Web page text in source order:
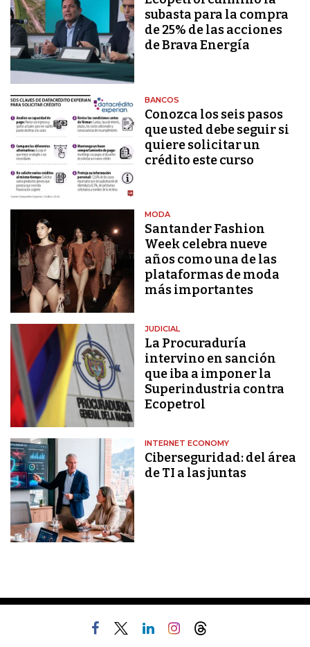
subasta para la compra
de 25% de las acciones
de Brava Energía
BANCOS
Conozca los seis pasos
que usted debe seguir si
quiere solicitar un
crédito este curso
MODA
Santander Fashion
Week celebra nueve
años como una de las
plataformas de moda
más importantes
JUDICIAL
La Procuraduría
intervino en sanción
que iba a imponer la
Superindustria contra
Ecopetrol
INTERNET ECONOMY
Ciberseguridad: del área
de TI a las juntas